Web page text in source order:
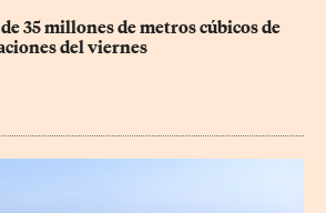
35 millones de metros cúbicos de
del viernes